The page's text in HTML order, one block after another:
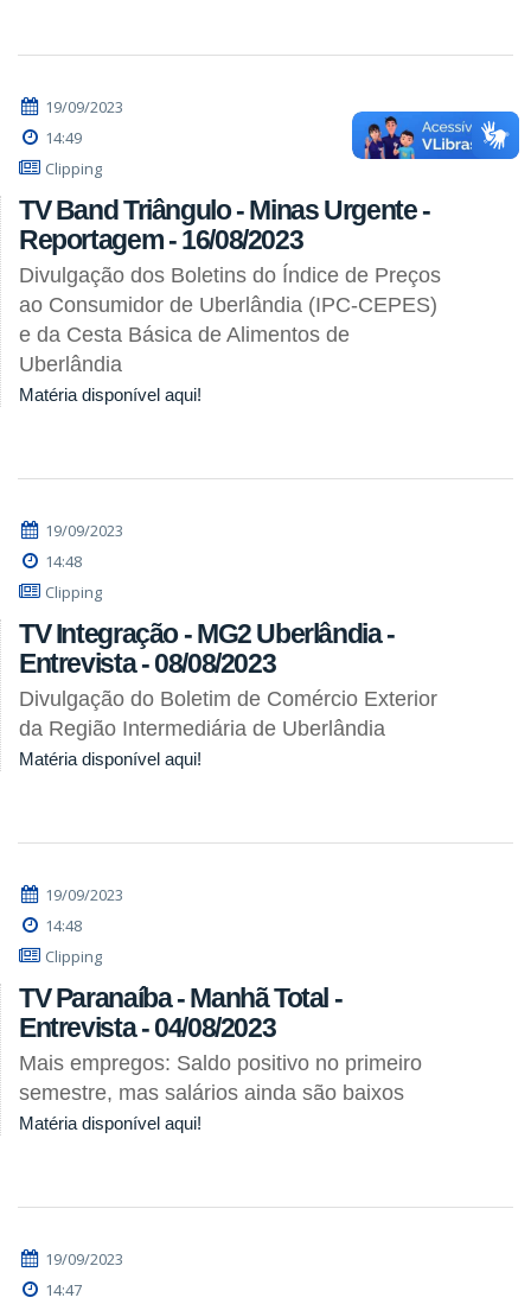
19/09/2023
14:49
Clipping
TV Band Triângulo - Minas Urgente -
Reportagem - 16/08/2023
Divulgação dos Boletins do Índice de Preços
ao Consumidor de Uberlândia (IPC-CEPES)
e da Cesta Básica de Alimentos de
Uberlândia
Matéria disponível aqui!
19/09/2023
14:48
Clipping
TV Integração - MG2 Uberlândia -
Entrevista - 08/08/2023
Divulgação do Boletim de Comércio Exterior
da Região Intermediária de Uberlândia
Matéria disponível aqui!
19/09/2023
14:48
Clipping
TV Paranaíba - Manhã Total -
Entrevista - 04/08/2023
Mais empregos: Saldo positivo no primeiro
semestre, mas salários ainda são baixos
Matéria disponível aqui!
19/09/2023
14:47